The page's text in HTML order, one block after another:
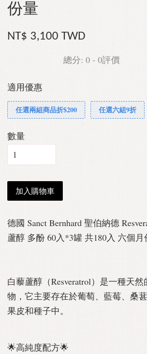
份量
NT$ 3,100 TWD
總分: 0 - 0評價
適用優惠
任選兩組商品折$200 任選六組9折
數量
加入購物車
德國 Sanct Bernhard 聖伯納德
蘆醇 多酚 60入*3罐 共180入 六個月
白藜蘆醇（Resveratrol）是一種天
物，它主要存在於葡萄、藍莓、桑
果皮和種子中。
🌟高純度配方🌟